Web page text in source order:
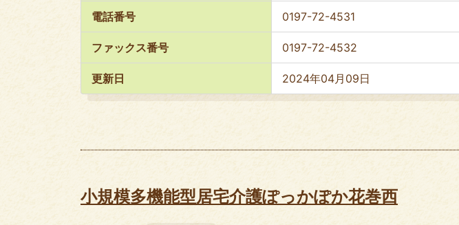
電話番号 0197-72-4531
ファックス番号 0197-72-4532
更新日 2024年04月09日
小規模多機能型居宅介護ぽっかぽか花巻西